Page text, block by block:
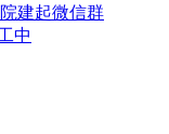
建起微信群
中